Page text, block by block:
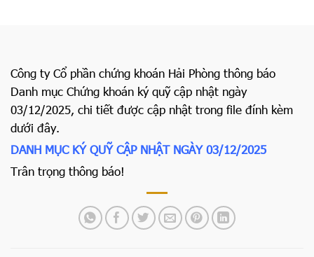
Công ty Cổ phần chứng khoán Hải Phòng thông báo
Danh mục Chứng khoán ký quỹ cập nhật ngày
03/12/2025, chi tiết được cập nhật trong file đính kèm
dưới đây.
DANH MỤC KÝ QUỸ CẬP NHẬT NGÀY 03/12/2025
Trân trọng thông báo!